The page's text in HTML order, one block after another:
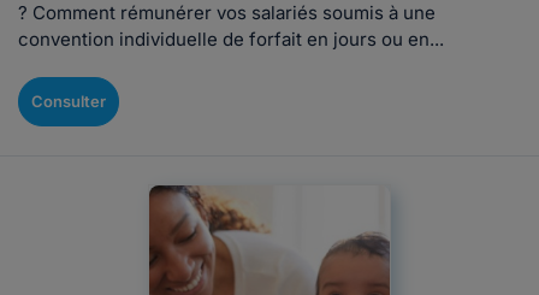
? Comment rémunérer vos salariés soumis à une
convention individuelle de forfait en jours ou en...
Consulter